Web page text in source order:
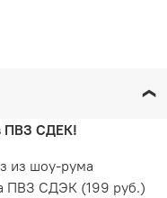
ПВЗ СДЕК!
из шоу-рума
ПВЗ СДЭК (199 руб.)